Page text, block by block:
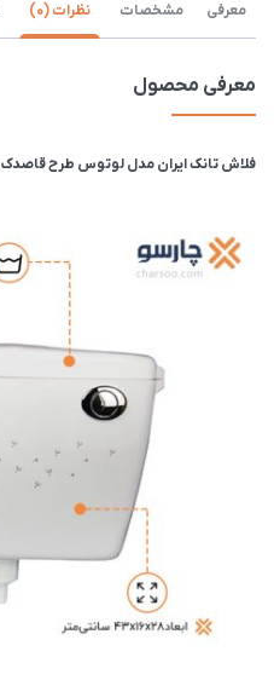
معرفی مشخصات نظرات (0)
معرفی محصول
فلاش تانک ایران مدل لوتوس طرح قاصدک